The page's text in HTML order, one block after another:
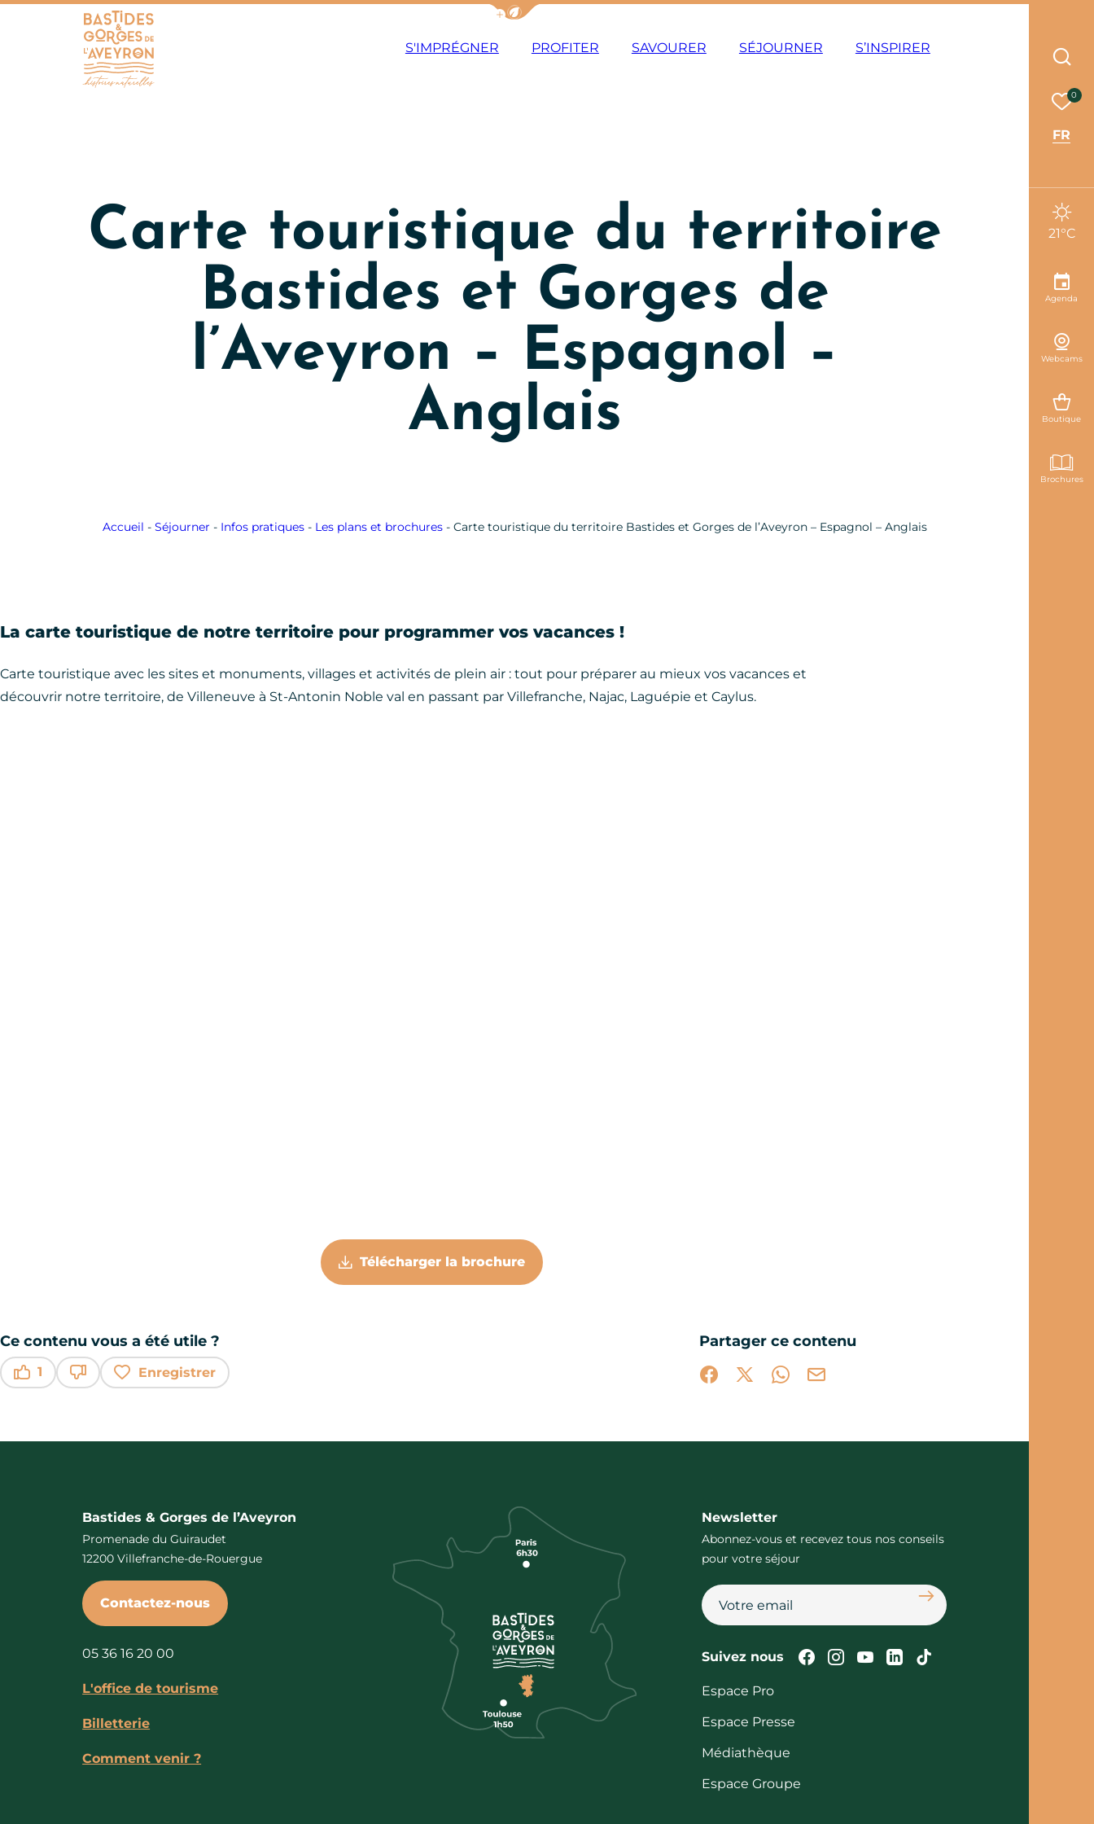
Afficher la barre de navigation du mode éco
S'IMPRÉGNER PROFITER SAVOURER SÉJOURNER S’INSPIRER
Carte touristique du territoire
Bastides et Gorges de
l’Aveyron – Espagnol –
Anglais
Accueil - Séjourner - Infos pratiques - Les plans et brochures - Carte touristique du territoire Bastides et Gorges de l’Aveyron – Espagnol – Anglais
0
FR
21°C
Agenda
Webcams
Boutique
Brochures
La carte touristique de notre territoire pour programmer vos vacances !
Carte touristique avec les sites et monuments, villages et activités de plein air : tout pour préparer au mieux vos vacances et
découvrir notre territoire, de Villeneuve à St-Antonin Noble val en passant par Villefranche, Najac, Laguépie et Caylus.
Télécharger la brochure
Ce contenu vous a été utile ?
1
Enregistrer
Partager ce contenu
Partager sur Facebook (nouvelle fenêtre)
Partager sur X / Twitter (nouvelle fenêtre)
Partager sur WhatsApp
Partager par mail
Bastides & Gorges de l’Aveyron
Promenade du Guiraudet
12200 Villefranche-de-Rouergue
Contactez-nous
05 36 16 20 00
L'office de tourisme
Billetterie
Comment venir ?
Newsletter
Abonnez-vous et recevez tous nos conseils
pour votre séjour
S'abonner
Suivez nous Suivez-nous sur Facebook
Suivez-nous sur Instagram
Suivez-nous sur Youtube
Suivez-nous sur
Espace Pro
Espace Presse
Médiathèque
Espace Groupe